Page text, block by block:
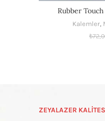
Rubber
Kalemler,
₺
ZEYALAZER